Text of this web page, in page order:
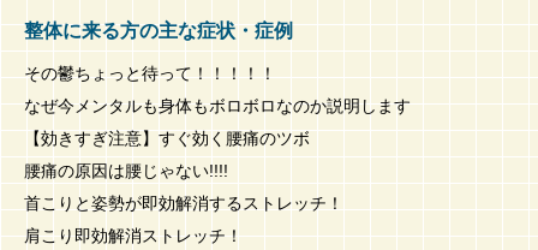
整体に来る方の主な症状・症例
その鬱ちょっと待って！！！！！
なぜ今メンタルも身体もボロボロなのか説明します
【効きすぎ注意】すぐ効く腰痛のツボ
腰痛の原因は腰じゃない!!!!
首こりと姿勢が即効解消するストレッチ！
肩こり即効解消ストレッチ！